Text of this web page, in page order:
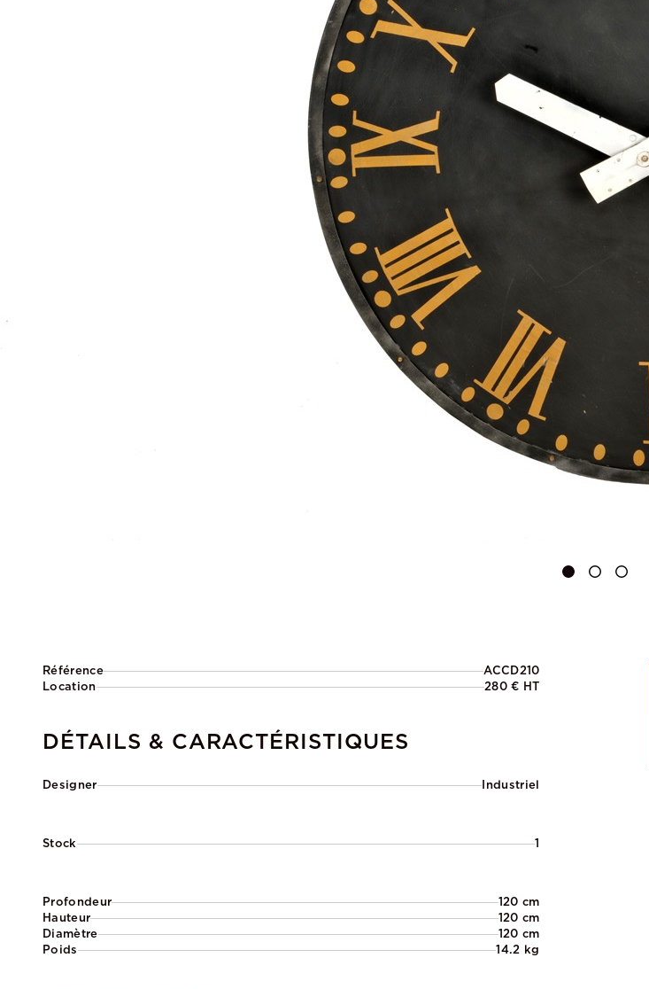
Référence
ACCD210
Location
280 € HT
DÉTAILS & CARACTÉRISTIQUES
Designer Industriel
Stock 1
Profondeur
120 cm
Hauteur
120 cm
Diamètre
120 cm
Poids
14.2 kg